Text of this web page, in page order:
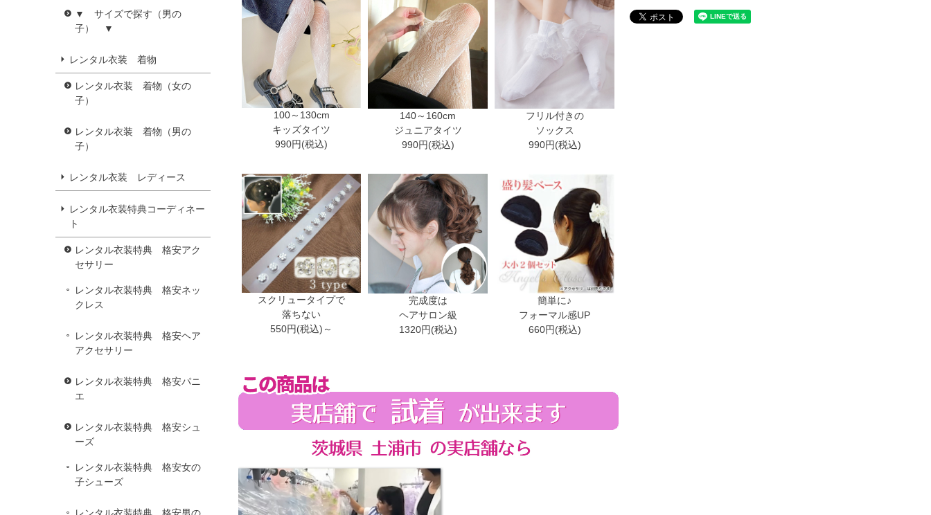
▼ サイズで探す（男の
子） ▼
レンタル衣装 着物
レンタル衣装 着物（女の
子）
レンタル衣装 着物（男の
子）
レンタル衣装 レディース
レンタル衣装特典コーディネー
ト
レンタル衣装特典 格安アク
セサリー
レンタル衣装特典 格安ネッ
クレス
レンタル衣装特典 格安ヘア
アクセサリー
レンタル衣装特典 格安パニ
エ
レンタル衣装特典 格安シュ
ーズ
レンタル衣装特典 格安女の
子シューズ
100～130cm
キッズタイツ
990円(税込)
140～160cm
ジュニアタイツ
990円(税込)
フリル付きの
ソックス
990円(税込)
スクリュータイプで
落ちない
550円(税込)～
完成度は
ヘアサロン級
1320円(税込)
簡単に♪
フォーマル感UP
660円(税込)